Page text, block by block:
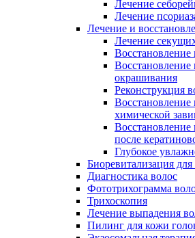
Лечение
Лечение
Лечение и
Лечение
Восстановление
окрашивания
Реконструкция
Восстановление
химической
Восстановление
после
Глубокое
Биоревитализация
Диагностика волос
Фототрихограмма
Трихоскопия
Лечение выпадения
Пилинг для кожи